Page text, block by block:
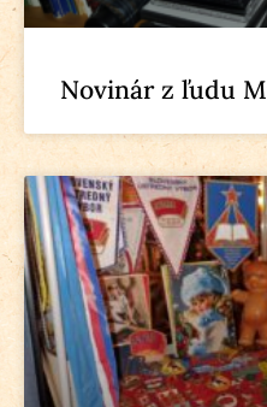
Novinár z ľudu